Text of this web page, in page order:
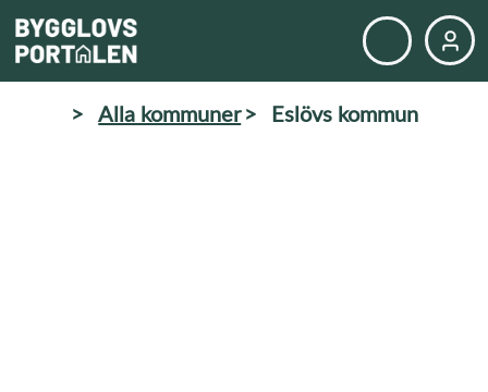
> Alla kommuner> Eslövs kommun